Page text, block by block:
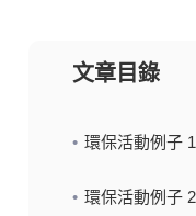
文章目錄
環保活動例子
環保活動例子